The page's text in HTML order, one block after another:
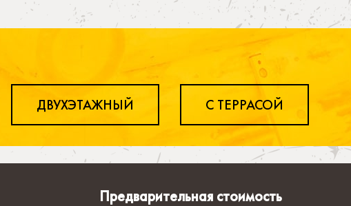
ДВУХЭТАЖНЫЙ С ТЕРРАСОЙ
Предварительная стоимость